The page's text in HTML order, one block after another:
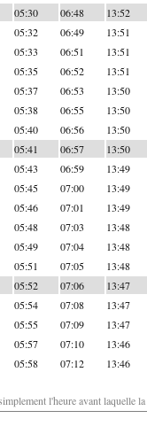
05:30 06:48 13:52
05:32 06:49 13:51
05:33 06:51 13:51
05:35 06:52 13:51
05:37 06:53 13:50
05:38 06:55 13:50
05:40 06:56 13:50
05:41 06:57 13:50
05:43 06:59 13:49
05:45 07:00 13:49
05:46 07:01 13:49
05:48 07:03 13:48
05:49 07:04 13:48
05:51 07:05 13:48
05:52 07:06 13:47
05:54 07:08 13:47
05:55 07:09 13:47
05:57 07:10 13:46
05:58 07:12 13:46
l'heure avant laquelle